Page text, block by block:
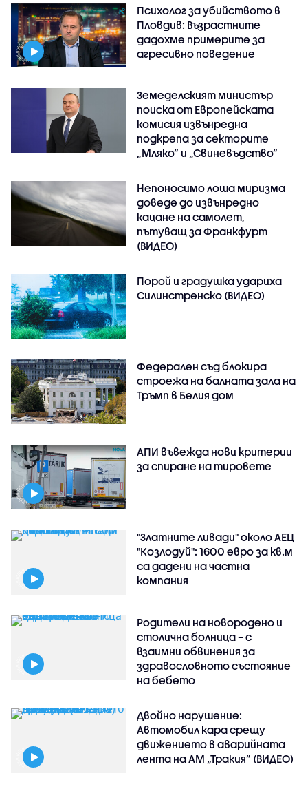
Психолог за убийството в
Пловдив: Възрастните
дадохме примерите за
агресивно поведение
Земеделският министър
поиска от Европейската
комисия извънредна
подкрепа за секторите
„Мляко“ и „Свиневъдство“
Непоносимо лоша миризма
доведе до извънредно
кацане на самолет,
пътуващ за Франкфурт
(ВИДЕО)
Порой и градушка удариха
Силинстренско (ВИДЕО)
Федерален съд блокира
строежа на балната зала на
Тръмп в Белия дом
АПИ въвежда нови критерии
за спиране на тировете
"Златните ливади" около АЕЦ
"Козлодуй": 1600 евро за кв.м
са дадени на частна
компания
Родители на новородено и
столична болница – с
взаимни обвинения за
здравословното състояние
на бебето
Двойно нарушение:
Автомобил кара срещу
движението в аварийната
лента на АМ „Тракия” (ВИДЕО)